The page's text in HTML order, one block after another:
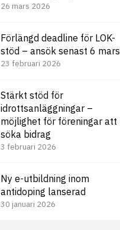
26 mars 2026
Förlängd deadline för LOK-
stöd – ansök senast 6 mars
23 februari 2026
Stärkt stöd för
idrottsanläggningar –
möjlighet för föreningar att
söka bidrag
3 februari 2026
Ny e-utbildning inom
antidoping lanserad
30 januari 2026